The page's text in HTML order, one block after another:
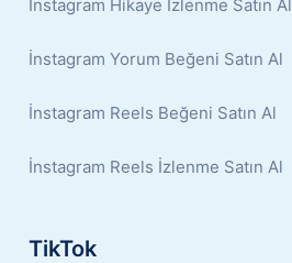
İnstagram Hikaye İzlenme Satın Al
İnstagram Yorum Beğeni Satın Al
İnstagram Reels Beğeni Satın Al
İnstagram Reels İzlenme Satın Al
TikTok